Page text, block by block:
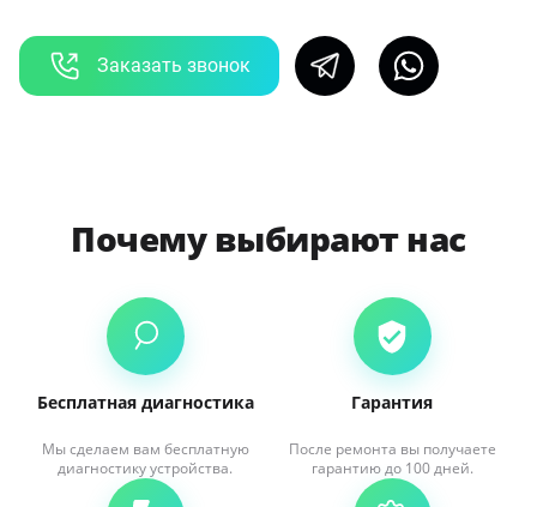
Заказать звонок
Почему выбирают нас
Бесплатная диагностика
Мы сделаем вам бесплатную
диагностику устройства.
Гарантия
После ремонта вы получаете
гарантию до 100 дней.